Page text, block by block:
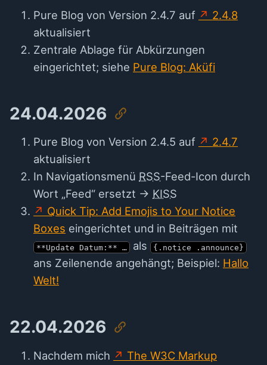
Pure Blog von Version 2.4.7 auf
2.4.8
aktualisiert
Zentrale Ablage für Abkürzungen
eingerichtet; siehe Pure Blog: Aküfi
24.04.2026
Pure Blog von Version 2.4.5 auf
2.4.7
aktualisiert
In Navigationsmenü RSS-Feed-Icon durch
Wort „Feed“ ersetzt → KISS
Quick Tip: Add Emojis to Your Notice
Boxes eingerichtet und in Beiträgen mit
**Update Datum:** … als {.notice .announce}
ans Zeilenende angehängt; Beispiel: Hallo
Welt!
22.04.2026
Nachdem mich
The W3C Markup